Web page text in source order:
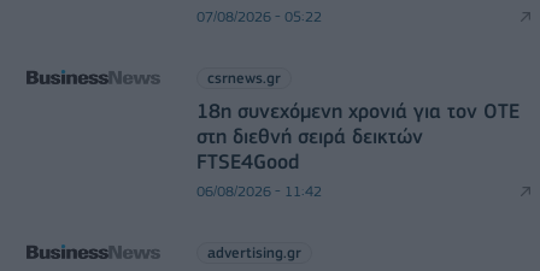
07/08/2026 - 05:22
csrnews.gr
18η συνεχόμενη χρονιά για τον ΟΤΕ
στη διεθνή σειρά δεικτών
FTSE4Good
06/08/2026 - 11:42
advertising.gr